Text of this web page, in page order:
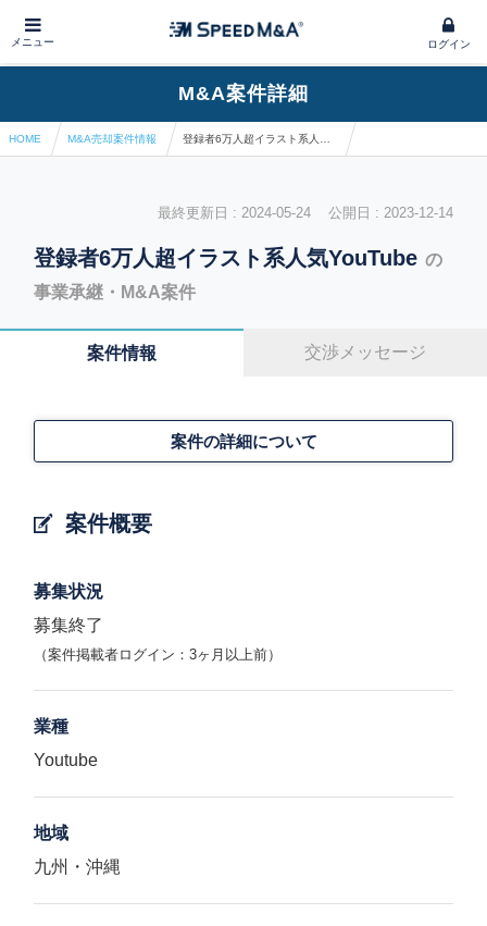
メニュー ログイン
M&A案件詳細
HOME M&A売却案件情報
最終更新日 : 2024-05-24 公開日 : 2023-12-14
登録者6万人超イラスト系人気YouTube の
事業承継・M&A案件
案件情報 交渉メッセージ
案件概要
案件の詳細について
募集状況
募集終了
（案件掲載者ログイン：3ヶ月以上前）
業種
Youtube
地域
九州・沖縄